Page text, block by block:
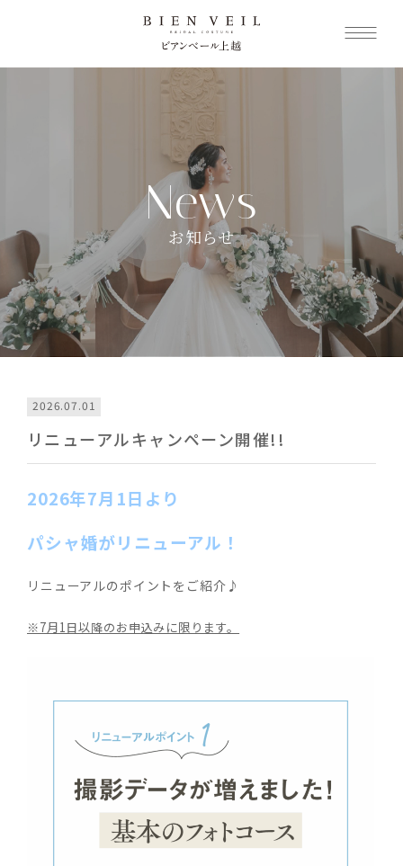
News
お知らせ
2026.07.01
リニューアルキャンペーン開催!!
2026年7月1日より
パシャ婚がリニューアル！
リニューアルのポイントをご紹介♪
※7月1日以降のお申込みに限ります。